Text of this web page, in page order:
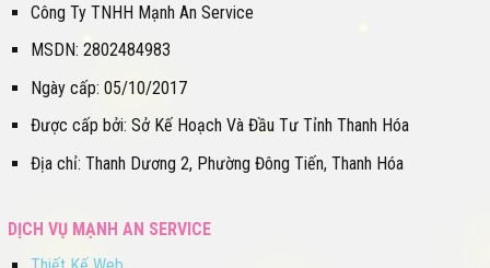
Công Ty TNHH Mạnh An Service
MSDN: 2802484983
Ngày cấp: 05/10/2017
Được cấp bởi: Sở Kế Hoạch Và Đầu Tư Tỉnh Thanh Hóa
Địa chỉ: Thanh Dương 2, Phường Đông Tiến, Thanh Hóa
DỊCH VỤ MẠNH AN SERVICE